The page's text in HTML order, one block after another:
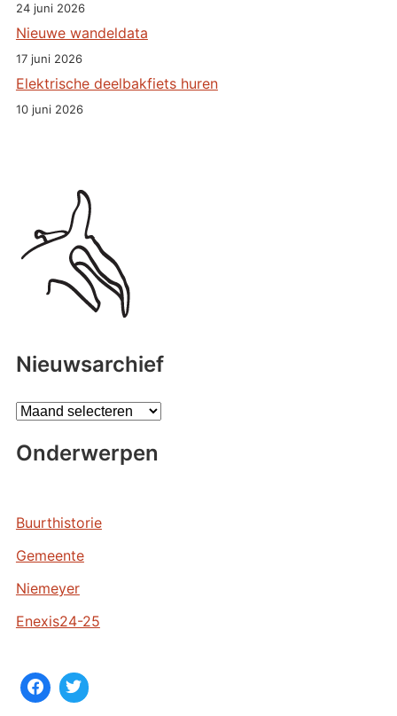
24 juni 2026
Nieuwe wandeldata
17 juni 2026
Elektrische deelbakfiets huren
10 juni 2026
Nieuwsarchief
A
c
e
e
n
Onderwerpen
Buurthistorie
Gemeente
Niemeyer
Enexis24-25